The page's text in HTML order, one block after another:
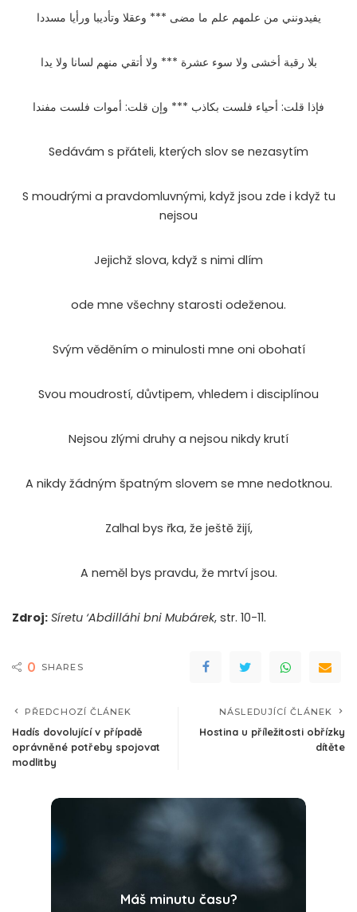
ﻳﻔﻴﺪوﻧﻨﻲ ﻣﻦ ﻋﻠﻤﻬﻢ ﻋﻠﻢ ﻣﺎ ﻣﻀﻰ *** وﻋﻘﻼ وﺗﺄدﻳﺒﺎ ورأﻳﺎ ﻣﺴﺪدا
ﺑﻼ رﻗﺒﺔ أﺧﺸﻰ وﻻ ﺳﻮء ﻋﺸﺮة *** وﻻ أﺗﻘﻲ ﻣﻨﻬﻢ ﻟﺴﺎﻧﺎ وﻻ ﻳﺪا
ﻓﺈذا ﻗﻠﺖ: أﺣﻴﺎء ﻓﻠﺴﺖ ﺑﻜﺎذب *** وإن ﻗﻠﺖ: أﻣﻮات ﻓﻠﺴﺖ ﻣﻔﻨﺪا
Sedávám s přáteli, kterých slov se nezasytím
S moudrými a pravdomluvnými, když jsou zde i když tu
nejsou
Jejichž slova, když s nimi dlím
ode mne všechny starosti odeženou.
Svým věděním o minulosti mne oni obohatí
Svou moudrostí, důvtipem, vhledem i disciplínou
Nejsou zlými druhy a nejsou nikdy krutí
A nikdy žádným špatným slovem se mne nedotknou.
Zalhal bys řka, že ještě žijí,
A neměl bys pravdu, že mrtví jsou.
Zdroj: Síretu ‘Abdilláhi bni Mubárek, str. 10-11.
0 SHARES
PŘEDCHOZÍ ČLÁNEK
Hadís dovolující v případě
oprávněné potřeby spojovat
modlitby
NÁSLEDUJÍCÍ ČLÁNEK
Hostina u příležitosti obřízky
dítěte
Máš minutu času?